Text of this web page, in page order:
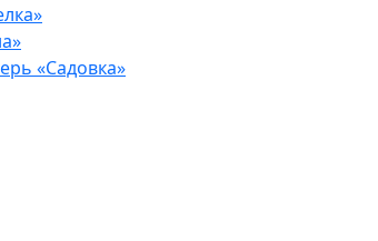
«Садовка»